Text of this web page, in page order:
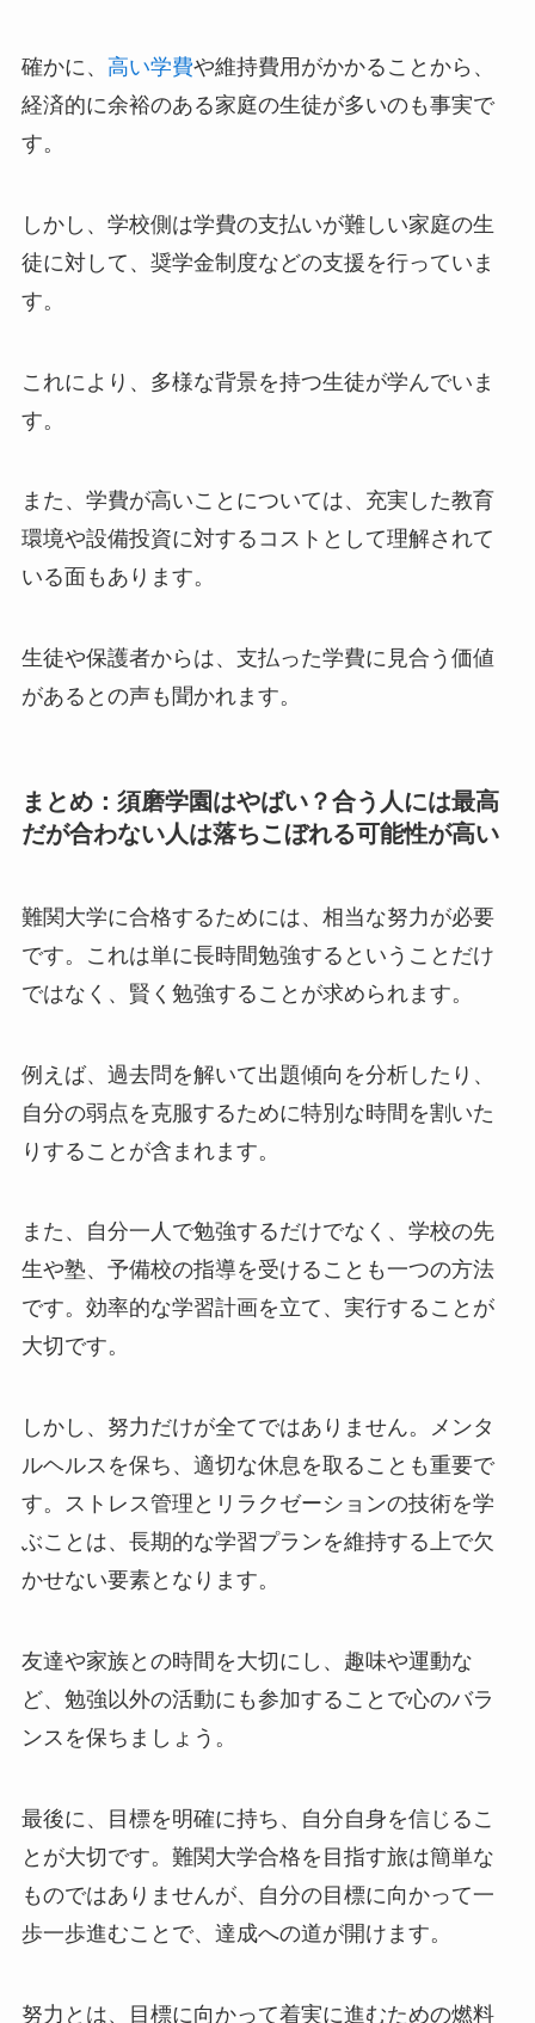
確かに、 高い学費や維持費用がかかることから、
経済的に余裕のある家庭の生徒が多いのも事実で
す。
しかし、学校側は学費の支払いが難しい家庭の生
徒に対して、奨学金制度などの支援を行っていま
す。
これにより、多様な背景を持つ生徒が学んでいま
す。
また、学費が高いことについては、充実した教育
環境や設備投資に対するコストとして理解されて
いる面もあります。
生徒や保護者からは、支払った学費に見合う価値
があるとの声も聞かれます。
まとめ：須磨学園はやばい？合う人には最高
だが合わない人は落ちこぼれる可能性が高い
難関大学に合格するためには、相当な努力が必要
です。これは単に長時間勉強するということだけ
ではなく、賢く勉強することが求められます。
例えば、過去問を解いて出題傾向を分析したり、
自分の弱点を克服するために特別な時間を割いた
りすることが含まれます。
また、自分一人で勉強するだけでなく、学校の先
生や塾、予備校の指導を受けることも一つの方法
です。効率的な学習計画を立て、実行することが
大切です。
しかし、努力だけが全てではありません。メンタ
ルヘルスを保ち、適切な休息を取ることも重要で
す。ストレス管理とリラクゼーションの技術を学
ぶことは、長期的な学習プランを維持する上で欠
かせない要素となります。
友達や家族との時間を大切にし、趣味や運動な
ど、勉強以外の活動にも参加することで心のバラ
ンスを保ちましょう。
最後に、目標を明確に持ち、自分自身を信じるこ
とが大切です。難関大学合格を目指す旅は簡単な
ものではありませんが、自分の目標に向かって一
歩一歩進むことで、達成への道が開けます。
努力とは、目標に向かって着実に進むための燃料